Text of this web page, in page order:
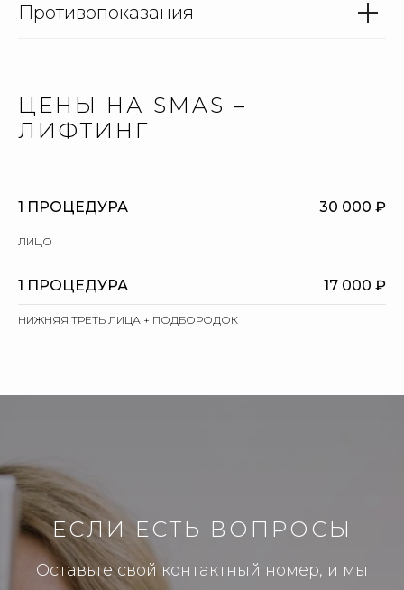
Противопоказания
ЦЕНЫ НА SMAS –
ЛИФТИНГ
1 ПРОЦЕДУРА 30 000 ₽
ЛИЦО
1 ПРОЦЕДУРА 17 000 ₽
НИЖНЯЯ ТРЕТЬ ЛИЦА + ПОДБОРОДОК
ЕСЛИ ЕСТЬ ВОПРОСЫ
Оставьте свой контактный номер, и мы